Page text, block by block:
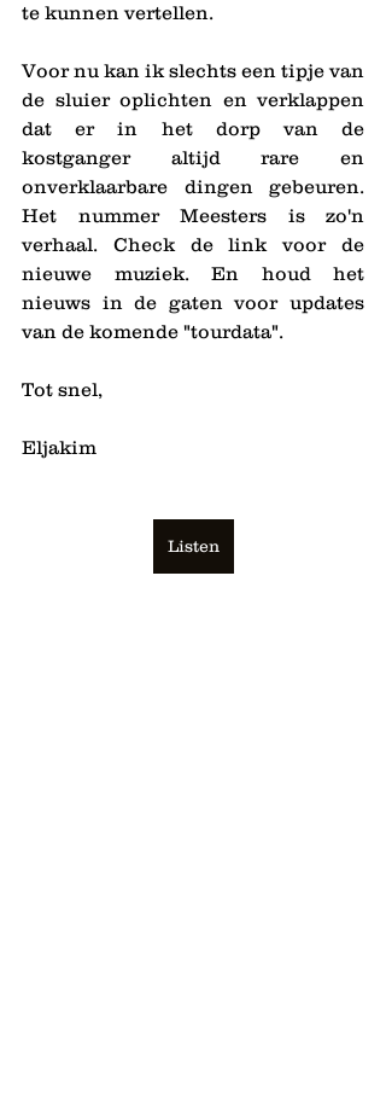
te kunnen vertellen.
Voor nu kan ik slechts een tipje van
de sluier oplichten en verklappen
dat er in het dorp van de
kostganger altijd rare en
onverklaarbare dingen gebeuren.
Het nummer Meesters is zo'n
verhaal. Check de link voor de
nieuwe muziek. En houd het
nieuws in de gaten voor updates
van de komende "tourdata".
Tot snel,
Eljakim
Listen